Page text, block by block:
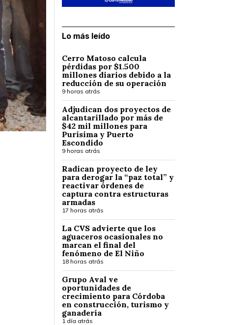
Lo más leído
Cerro Matoso calcula
pérdidas por $1.500
millones diarios debido a la
reducción de su operación
9 horas atrás
Adjudican dos proyectos de
alcantarillado por más de
$42 mil millones para
Purísima y Puerto
Escondido
9 horas atrás
Radican proyecto de ley
para derogar la “paz total” y
reactivar órdenes de
captura contra estructuras
armadas
17 horas atrás
La CVS advierte que los
aguaceros ocasionales no
marcan el final del
fenómeno de El Niño
18 horas atrás
Grupo Aval ve
oportunidades de
crecimiento para Córdoba
en construcción, turismo y
ganadería
1 día atrás